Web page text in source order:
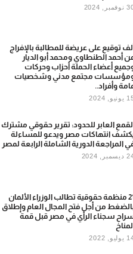
2024
توقيع على عريضة للمطالبة بالإفراج
أحمد الطنطاوي ومحمد أبو الديار
أعضاء الحملة أحزاب وحركات
مجتمع مدني وشخصيات
وأفراد..
2024
العابر للحدود: تقرير حقوقي مشترك
انتهاكات مصر ويدعو للمساءلة
المراجعة الدورية الشاملة الرابعة لمصر
2024
21 منظمة حقوقية تطالب الوزراء الألمان
من أجل فتح المجال العام وإطلاق
سجناء الرأي في مصر قبل قمة
2022